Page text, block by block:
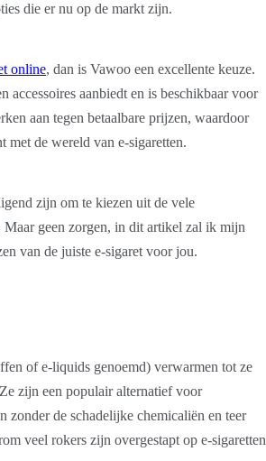
die er nu op de markt zijn.
online, dan is Vawoo een excellente keuze.
accessoires aanbiedt en is beschikbaar voor
aan tegen betaalbare prijzen, waardoor
met de wereld van e-sigaretten.
zijn om te kiezen uit de vele
Maar geen zorgen, in dit artikel zal ik mijn
van de juiste e-sigaret voor jou.
of e-liquids genoemd) verwarmen tot ze
zijn een populair alternatief voor
zonder de schadelijke chemicaliën en teer
veel rokers zijn overgestapt op e-sigaretten